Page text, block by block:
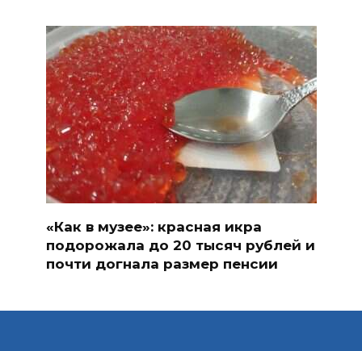
«Как в музее»: красная икра
подорожала до 20 тысяч рублей и
почти догнала размер пенсии